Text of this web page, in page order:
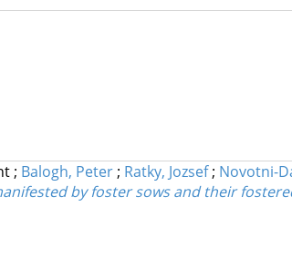
; Balogh, Peter; Ratky, Jozsef; Novotni-
by foster sows and their